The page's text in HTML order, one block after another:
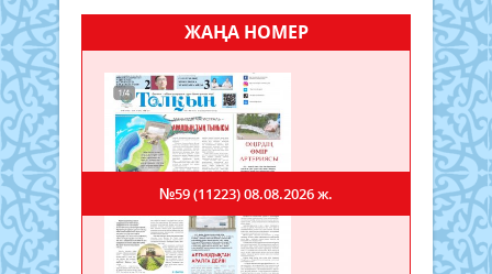
ЖАҢА НОМЕР
№59 (11223)08.08.2026 ж.